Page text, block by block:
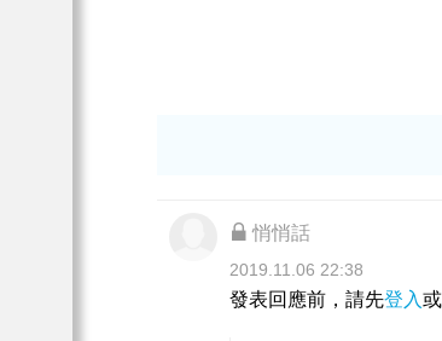
悄悄話
2019.11.06 22:38
發表回應前，請先登入或